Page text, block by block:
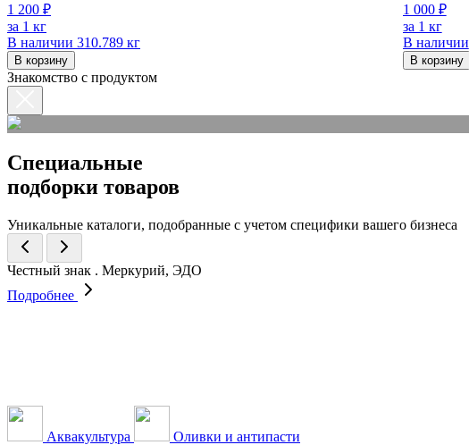
1 200 ₽
за 1 кг
В наличии 310.789 кг
В корзину
1 000 ₽
за 1 кг
В наличии
В корзину
Знакомство с продуктом
Специальные
подборки товаров
Уникальные каталоги, подобранные с учетом специфики вашего бизнеса
Честный знак . Меркурий, ЭДО
Подробнее
Аквакультура Оливки и антипасти